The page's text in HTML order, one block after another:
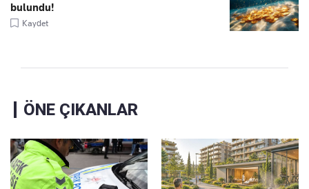
bulundu!
Kaydet
ÖNE ÇIKANLAR